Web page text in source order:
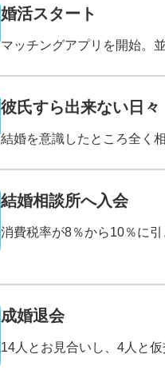
婚活スタート
マッチングアプリを開始。
彼氏すら出来ない日々
結婚を意識したところ全く
結婚相談所へ入会
消費税率が8％から10％に
成婚退会
14人とお見合いし、4人と